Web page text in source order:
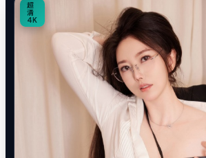
超
清
4K